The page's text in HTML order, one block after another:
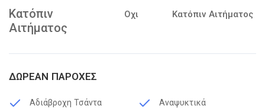
Κατόπιν
Αιτήματος
Οχι Κατόπιν Αιτήματος
ΔΩΡΕΆΝ ΠΑΡΟΧΈΣ
Αδιάβροχη Τσάντα Αναψυκτικά